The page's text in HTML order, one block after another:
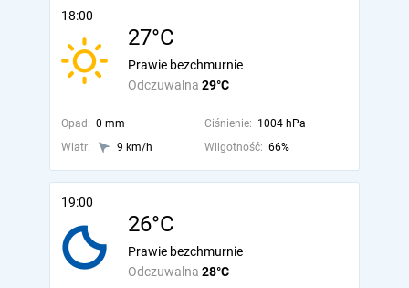
18:00
27°C
Odczuwalna 29°C
Prawie bezchmurnie
Opad: 0 mm Ciśnienie: 1004 hPa
Wiatr:
9 km/h Wilgotność: 66%
19:00
26°C
Odczuwalna 28°C
Prawie bezchmurnie